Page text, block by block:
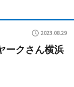
2023.08.29
クさん横浜